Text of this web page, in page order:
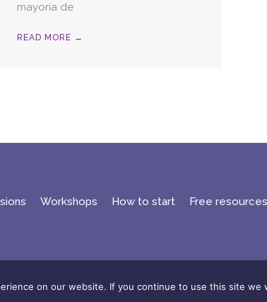
mayoría de
READ MORE →
Workshops How to start Free resources
, privacy policyy cookies policy| Design
on our website. If you continue to use this site we